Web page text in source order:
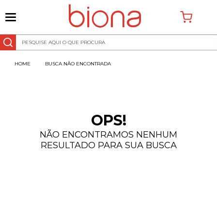
BUSCA NÃO ENCONTRADA
OPS!
NÃO ENCONTRAMOS NENHUM
RESULTADO PARA SUA BUSCA